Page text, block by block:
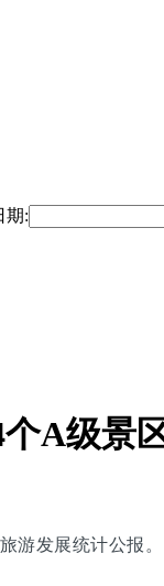
期:
A级景
游发展统计公报。